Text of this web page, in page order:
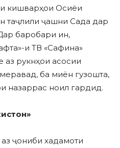
кишварҳои Осиёи
таҷлили ҷашни Сада дар
баробари ин,
и ТВ «Сафина»
аз рукнҳои асосии
ба миён гузошта,
назаррас ноил гардид.
»
ҷониби хадамоти